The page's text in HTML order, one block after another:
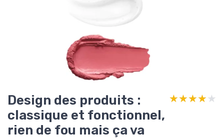
Design des produits :
classique et fonctionnel,
rien de fou mais ça va
★★★★★
★★★★★